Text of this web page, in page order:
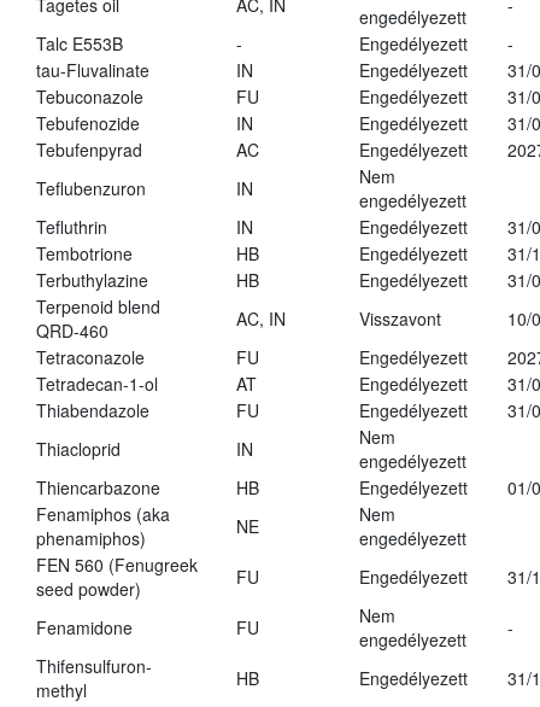
Tagetes oil AC, IN
engedélyezett
-
Talc E553B
- Engedélyezett
-
tau-Fluvalinate
IN Engedélyezett
31/
Tebuconazole
FU Engedélyezett
31/
Tebufenozide
IN Engedélyezett
31/
Tebufenpyrad
AC Engedélyezett
Teflubenzuron
IN
Nem
engedélyezett
Tefluthrin
IN Engedélyezett
31/
Tembotrione
HB Engedélyezett
31/
Terbuthylazine
HB Engedélyezett
31/
Terpenoid blend
QRD-460
AC, IN Visszavont
10/
Tetraconazole
FU Engedélyezett
Tetradecan-1-ol
AT Engedélyezett
31/
Thiabendazole
FU Engedélyezett
31/
Thiacloprid
IN
Nem
engedélyezett
Thiencarbazone
HB Engedélyezett
01/
Fenamiphos (aka
phenamiphos)
NE
Nem
engedélyezett
FEN 560 (Fenugreek
seed powder)
FU Engedélyezett 31/
Fenamidone FU
Nem
engedélyezett
-
Thifensulfuron-
methyl
HB Engedélyezett 31/